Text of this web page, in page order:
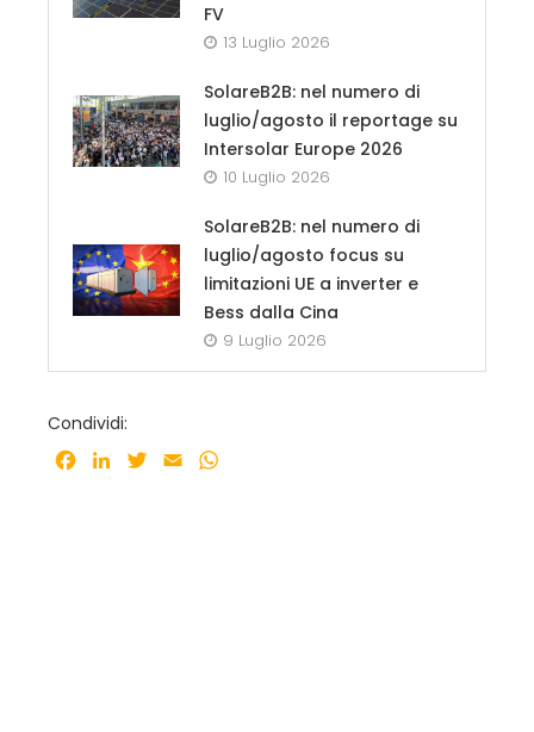
FV
13 Luglio 2026
SolareB2B: nel numero di
luglio/agosto il reportage su
Intersolar Europe 2026
10 Luglio 2026
SolareB2B: nel numero di
luglio/agosto focus su
limitazioni UE a inverter e
Bess dalla Cina
9 Luglio 2026
Condividi:
Facebook
LinkedInTwitter
Email